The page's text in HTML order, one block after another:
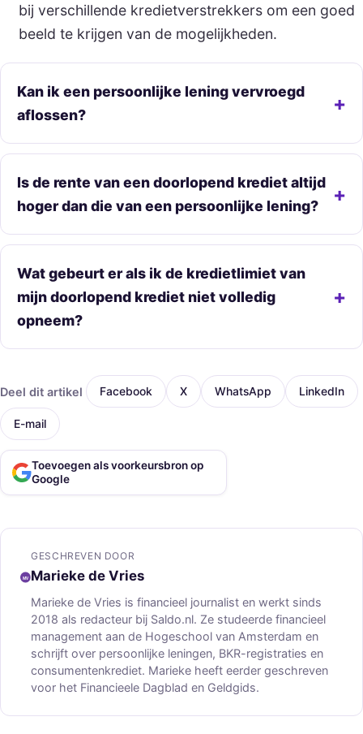
bij verschillende kredietverstrekkers om een goed
beeld te krijgen van de mogelijkheden.
Kan ik een persoonlijke lening vervroegd
aflossen?
Is de rente van een doorlopend krediet altijd
hoger dan die van een persoonlijke lening?
Wat gebeurt er als ik de kredietlimiet van
mijn doorlopend krediet niet volledig
opneem?
Deel dit artikel Facebook X WhatsApp LinkedIn
E-mail
Toevoegen als voorkeursbron op
Google
GESCHREVEN DOOR
Marieke de Vries
Marieke de Vries is financieel journalist en werkt sinds
2018 als redacteur bij Saldo.nl. Ze studeerde financieel
management aan de Hogeschool van Amsterdam en
schrijft over persoonlijke leningen, BKR-registraties en
consumentenkrediet. Marieke heeft eerder geschreven
voor het Financieele Dagblad en Geldgids.